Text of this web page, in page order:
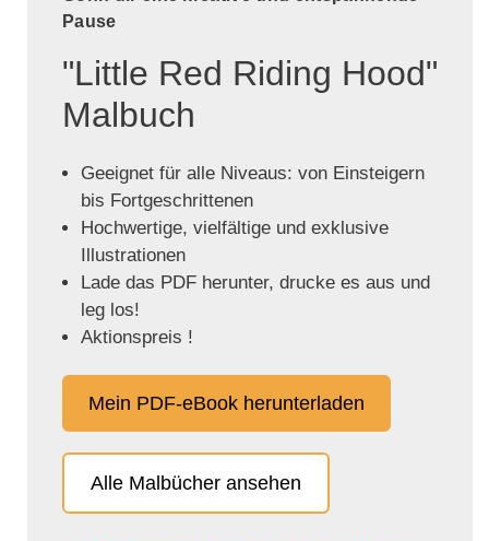
Pause
"Little Red Riding Hood"
Malbuch
Geeignet für alle Niveaus: von Einsteigern
bis Fortgeschrittenen
Hochwertige, vielfältige und exklusive
Illustrationen
Lade das PDF herunter, drucke es aus und
leg los!
Aktionspreis !
Mein PDF-eBook herunterladen
Alle Malbücher ansehen